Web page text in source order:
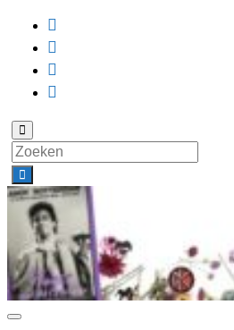
Toggle
zoekformulier
Search
for:
Toggle